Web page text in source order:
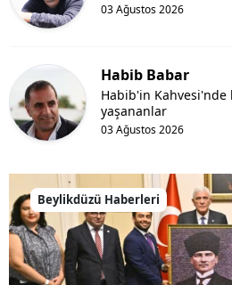
03 Ağustos 2026
Habib Babar
03 Ağustos 2026
Habib'in
yaşananlar
Beylikdüzü Haberleri